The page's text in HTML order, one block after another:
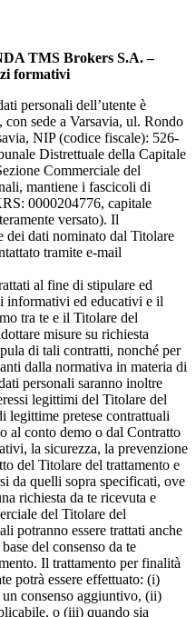
TMS Brokers S.A. –
formativi
personali dell’utente è
sede a Varsavia, ul. Rondo
NIP (codice fiscale): 526-
Distrettuale della Capitale
Commerciale del
mantiene i fascicoli di
0000204776, capitale
versato). Il
dei dati nominato dal Titolare
tramite e-mail
al fine di stipulare ed
informativi ed educativi e il
tra te e il Titolare del
misure su richiesta
di tali contratti, nonché per
dalla normativa in materia di
personali saranno inoltre
legittimi del Titolare del
legittime pretese contrattuali
al conto demo o dal Contratto
la sicurezza, la prevenzione
del Titolare del trattamento e
da quelli sopra specificati, ove
richiesta da te ricevuta e
del Titolare del
potranno essere trattati anche
del consenso da te
Il trattamento per finalità
potrà essere effettuato: (i)
consenso aggiuntivo, (ii)
o (iii) quando sia